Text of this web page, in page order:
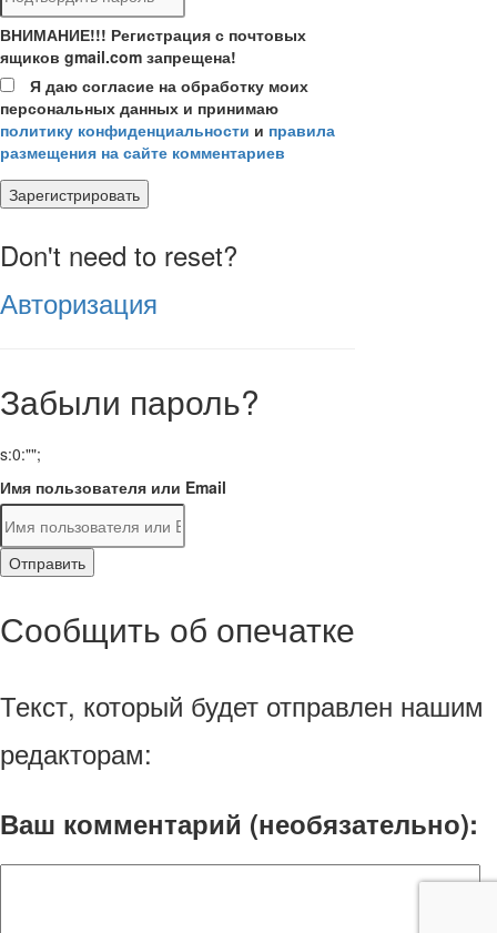
ВНИМАНИЕ!!! Регистрация с почтовых
ящиков gmail.com запрещена!
Я даю согласие на обработку моих
персональных данных и принимаю
политику конфиденциальности и правила
размещения на сайте комментариев
Зарегистрировать
Don't need to reset?
Авторизация
Забыли пароль?
s:0:"";
Имя пользователя или Email
Отправить
Сообщить об опечатке
Текст, который будет отправлен нашим
редакторам:
Ваш комментарий (необязательно):